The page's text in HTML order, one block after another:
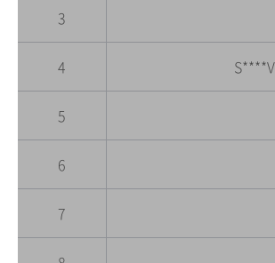
3
4
5
6
7